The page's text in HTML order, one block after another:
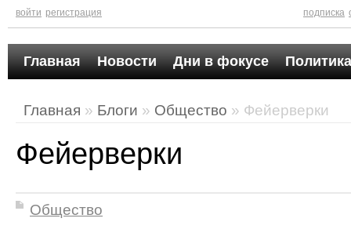
войти регистрация подписка
Главная Новости Дни в фокусе
Главная » Блоги » Общество » Фейерверки
Фейерверки
Общество